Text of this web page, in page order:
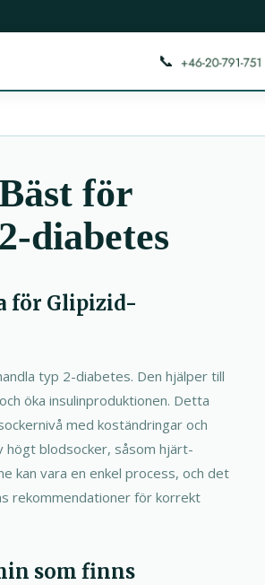
📞
för
diabetes
för Glipizid-
typ 2-diabetes. Den hjälper till
öka insulinproduktionen. Detta
med koständringar och
högt blodsocker, såsom hjärt-
kan vara en enkel process, och det
rekommendationer för korrekt
som finns